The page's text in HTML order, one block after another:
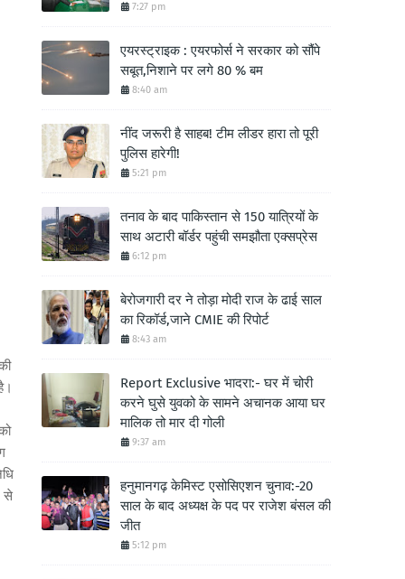
से
7:27 pm
एयरस्ट्राइक : एयरफोर्स ने सरकार को सौंपे
सबूत,निशाने पर लगे 80 % बम
8:40 am
नींद जरूरी है साहब! टीम लीडर हारा तो पूरी
पुलिस हारेगी!
5:21 pm
तनाव के बाद पाकिस्तान से 150 यात्रियों के
साथ अटारी बॉर्डर पहुंची समझौता एक्सप्रेस
6:12 pm
बेरोजगारी दर ने तोड़ा मोदी राज के ढाई साल
का रिकॉर्ड,जाने CMIE की रिपोर्ट
8:43 am
Report Exclusive भादरा:- घर में चोरी
करने घुसे युवको के सामने अचानक आया घर
मालिक तो मार दी गोली
9:37 am
हनुमानगढ़ केमिस्ट एसोसिएशन चुनाव:-20
साल के बाद अध्यक्ष के पद पर राजेश बंसल की
जीत
5:12 pm